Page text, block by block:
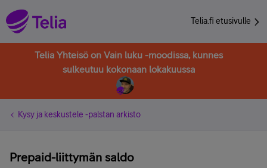
Telia.fi etusivulle
Telia Yhteisö on Vain luku -moodissa, kunnes
sulkeutuu kokonaan lokakuussa
Kysy ja keskustele -palstan arkisto
Prepaid-liittymän saldo